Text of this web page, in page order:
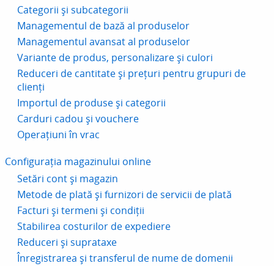
Categorii și subcategorii
Managementul de bază al produselor
Managementul avansat al produselor
Variante de produs, personalizare și culori
Reduceri de cantitate și prețuri pentru grupuri de
clienți
Importul de produse și categorii
Carduri cadou și vouchere
Operațiuni în vrac
Configurația magazinului online
Setări cont și magazin
Metode de plată și furnizori de servicii de plată
Facturi și termeni și condiții
Stabilirea costurilor de expediere
Reduceri și suprataxe
Înregistrarea și transferul de nume de domenii